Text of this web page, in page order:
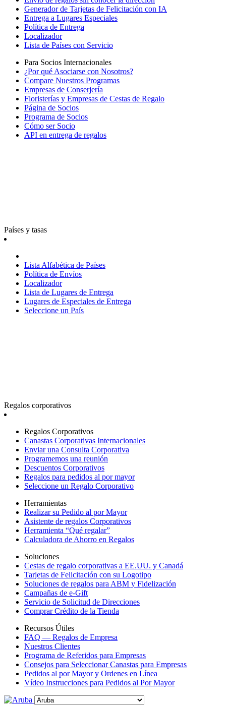
Generador de Tarjetas de Felicitación con IA
Entrega a Lugares Especiales
Política de Entrega
Localizador
Lista de Países con Servicio
Para Socios Internacionales
¿Por qué Asociarse con Nosotros?
Compare Nuestros Programas
Empresas de Conserjería
Floristerías y Empresas de Cestas de Regalo
Página de Socios
Programa de Socios
Cómo ser Socio
API en entrega de regalos
Países y tasas
Lista Alfabética de Países
Política de Envíos
Localizador
Lista de Lugares de Entrega
Lugares de Especiales de Entrega
Seleccione un País
Regalos corporativos
Regalos Corporativos
Canastas Corporativas Internacionales
Enviar una Consulta Corporativa
Programemos una reunión
Descuentos Corporativos
Regalos para pedidos al por mayor
Seleccione un Regalo Corporativo
Herramientas
Realizar su Pedido al por Mayor
Asistente de regalos Corporativos
Herramienta “Qué regalar”
Calculadora de Ahorro en Regalos
Soluciones
Cestas de regalo corporativas a EE.UU. y Canadá
Tarjetas de Felicitación con su Logotipo
Soluciones de regalos para ABM y Fidelización
Campañas de e-Gift
Servicio de Solicitud de Direcciones
Comprar Crédito de la Tienda
Recursos Útiles
FAQ — Regalos de Empresa
Nuestros Clientes
Programa de Referidos para Empresas
Consejos para Seleccionar Canastas para Empresas
Pedidos al por Mayor y Ordenes en Línea
Vídeo Instrucciones para Pedidos al Por Mayor